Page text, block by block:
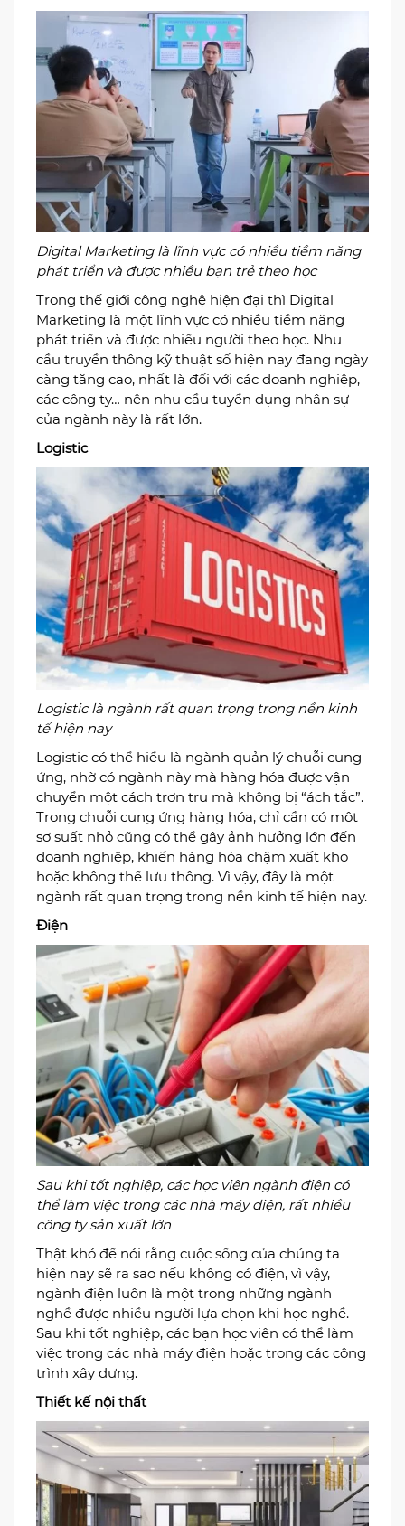
công việc chính của một Video Editor, đây cũng
là sự lựa chọn nghề nghiệp được nhiều bạn trẻ
theo đuổi trong thời gian gần đây. Ngoài việc tạo
nên các thước phim đẹp thì các Video Editor còn
được làm việc trong những môi trường mở, thời
gian làm việc không gò bó cùng với mức lương
hấp dẫn. Chính những điều kể trên đã thu hút
rất nhiều bạn trẻ theo học ngành này.
Digital Marketing
Digital Marketing là lĩnh vực có nhiều tiềm năng
phát triển và được nhiều bạn trẻ theo học
Trong thế giới công nghệ hiện đại thì Digital
Marketing là một lĩnh vực có nhiều tiềm năng
phát triển và được nhiều người theo học. Nhu
cầu truyền thông kỹ thuật số hiện nay đang ngày
càng tăng cao, nhất là đối với các doanh nghiệp,
các công ty… nên nhu cầu tuyển dụng nhân sự
của ngành này là rất lớn.
Logistic
Logistic là ngành rất quan trọng trong nền kinh
tế hiện nay
Logistic có thể hiểu là ngành quản lý chuỗi cung
ứng, nhờ có ngành này mà hàng hóa được vận
chuyển một cách trơn tru mà không bị “ách tắc”.
Trong chuỗi cung ứng hàng hóa, chỉ cần có một
sơ suất nhỏ cũng có thể gây ảnh hưởng lớn đến
doanh nghiệp, khiến hàng hóa chậm xuất kho
hoặc không thể lưu thông. Vì vậy, đây là một
ngành rất quan trọng trong nền kinh tế hiện nay.
Điện
thể làm việc trong các nhà máy điện, rất nhiều
công ty sản xuất lớn
Thật khó để nói rằng cuộc sống của chúng ta
hiện nay sẽ ra sao nếu không có điện, vì vậy,
ngành điện luôn là một trong những ngành
nghề được nhiều người lựa chọn khi học nghề.